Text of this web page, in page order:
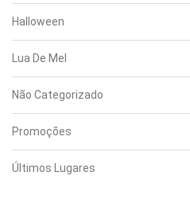
Halloween
Lua De Mel
Não Categorizado
Promoções
Últimos Lugares